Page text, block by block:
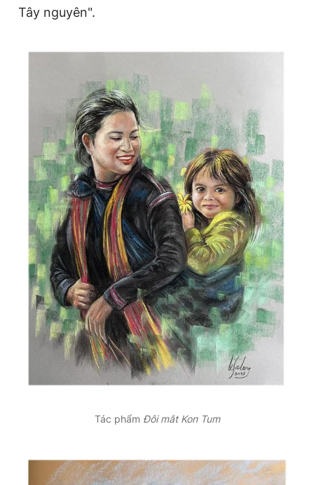
Quảng cáo RSS
Tổng biên tập: Nguyễn Ngọc Toàn
Phó tổng biên tập thường trực: Hải Thành
Phó tổng biên tập: Lâm Hiếu Dũng
Phó tổng biên tập: Trần Việt Hưng
Tổng thư ký tòa soạn: Đức Trung
Giấy phép xuất bản số 110/GP - BTTTT cấp ngày 24.3.2020
© 2003-2026 Bản quyền thuộc về Báo Thanh Niên. Cấm sao
chép dưới mọi hình thức nếu không có sự chấp thuận bằng văn
bản. Phát triển bởi ePi Technologies, JSC.
Tây nguyên".
Tác phẩm Đôi mắt Kon Tum